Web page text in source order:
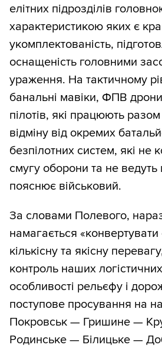
елітних підрозділів
характеристикою яких є
укомплектованість,
оснащеність головними
ураження. На тактичному
банальні мавіки, ФПВ
пілотів, які працюють
відміну від окремих
безпілотних систем, які не
смугу оборони та не ведуть
пояснює військовий.
За словами Полевого,
намагається
кількісну та якісну
контроль наших
особливості рельєфу і
поступове просування на
Покровськ — Гришине —
Родинське — Білицьке —